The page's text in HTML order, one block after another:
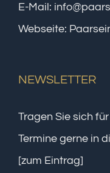
E-Mail:
Webseite:
NEWSLETTER
Tragen Sie sich
Termine gerne in
[zum Eintrag]